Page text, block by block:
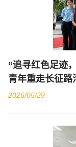
“追寻红色足迹
青年重走长征路
2026/05/29